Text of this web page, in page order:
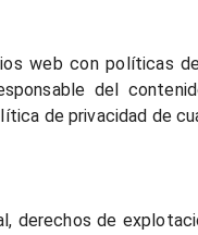
web con políticas
del
de privacidad de
derechos de